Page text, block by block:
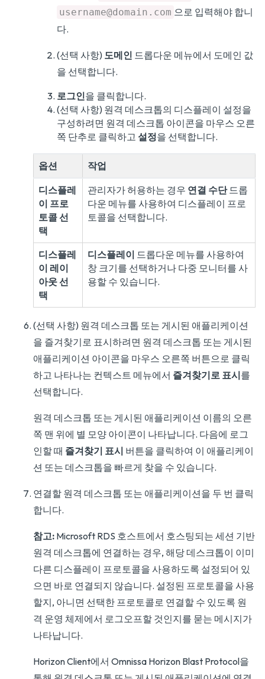
username@domain.com 으로 입력해야 합니
다.
(선택 사항) 도메인 드롭다운 메뉴에서 도메인 값
을 선택합니다.
로그인을 클릭합니다.
(선택 사항) 원격 데스크톱의 디스플레이 설정을
구성하려면 원격 데스크톱 아이콘을 마우스 오른
쪽 단추로 클릭하고 설정을 선택합니다.
옵션 작업
디스플레
이 프로
토콜 선
택
관리자가 허용하는 경우 연결 수단드롭
다운 메뉴를 사용하여 디스플레이 프로
토콜을 선택합니다.
디스플레
이 레이
아웃 선
택
디스플레이 드롭다운 메뉴를 사용하여
창 크기를 선택하거나 다중 모니터를 사
용할 수 있습니다.
(선택 사항) 원격 데스크톱 또는 게시된 애플리케이션
을 즐겨찾기로 표시하려면 원격 데스크톱 또는 게시된
애플리케이션 아이콘을 마우스 오른쪽 버튼으로 클릭
하고 나타나는 컨텍스트 메뉴에서 즐겨찾기로 표시를
선택합니다.
원격 데스크톱 또는 게시된 애플리케이션 이름의 오른
쪽 맨 위에 별 모양 아이콘이 나타납니다. 다음에 로그
인할 때 즐겨찾기 표시 버튼을 클릭하여 이 애플리케이
션 또는 데스크톱을 빠르게 찾을 수 있습니다.
연결할 원격 데스크톱 또는 애플리케이션을 두 번 클릭
합니다.
참고: Microsoft RDS 호스트에서 호스팅되는 세션 기반
원격 데스크톱에 연결하는 경우, 해당 데스크톱이 이미
다른 디스플레이 프로토콜을 사용하도록 설정되어 있
으면 바로 연결되지 않습니다. 설정된 프로토콜을 사용
할지, 아니면 선택한 프로토콜로 연결할 수 있도록 원
격 운영 체제에서 로그오프할 것인지를 묻는 메시지가
나타납니다.
Horizon Client에서 Omnissa Horizon Blast Protocol을